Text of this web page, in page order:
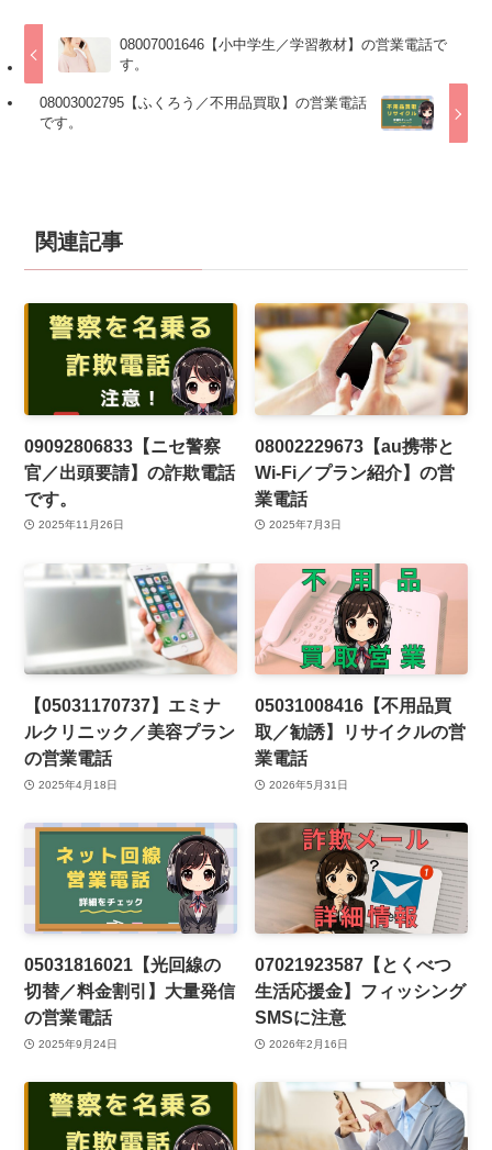
08007001646【小中学生／学習教材】の営業電話で
す。
08003002795【ふくろう／不用品買取】の営業電話
です。
関連記事
09092806833【ニセ警察
官／出頭要請】の詐欺電話
です。
2025年11月26日
08002229673【au携帯と
Wi-Fi／プラン紹介】の営
業電話
2025年7月3日
【05031170737】エミナ
ルクリニック／美容プラン
の営業電話
2025年4月18日
05031008416【不用品買
取／勧誘】リサイクルの営
業電話
2026年5月31日
05031816021【光回線の
切替／料金割引】大量発信
の営業電話
2025年9月24日
07021923587【とくべつ
生活応援金】フィッシング
SMSに注意
2026年2月16日